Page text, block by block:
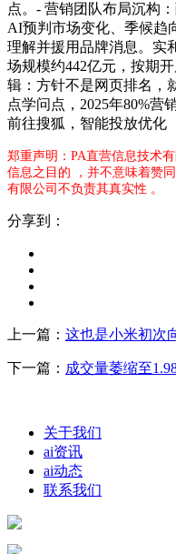
点。- 营销团队布局沉构
AI预判市场变化、季候趋
理解并援用品牌消息。实
场规模约442亿元，按期
辑：方针不是网页排名，
点学问点，2025年80%营
前往搜狐，智能投放优化
郑重声明：PA直营信息技术
信息之目的 ，并不意味着赞
有限公司不负责其真实性 。
分享到：
上一篇： 这也是小米初次
下一篇： 成交量萎缩至
关于我们
ai资讯
ai动态
联系我们